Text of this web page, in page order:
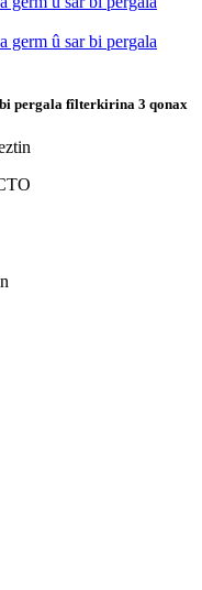
pergala fîlterkirina 3 qonax